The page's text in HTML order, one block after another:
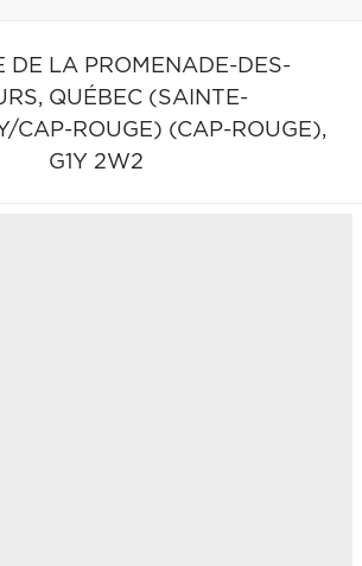
DE LA PROMENADE-DES-
QUÉBEC (SAINTE-
CAP-ROUGE) (CAP-ROUGE),
G1Y 2W2